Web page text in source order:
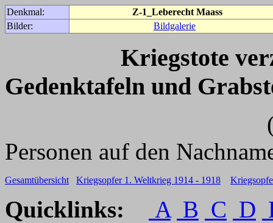
Denkmal:
Z-1_Leberecht Maass
Bilder:
Bildgalerie
Kriegstote
Gedenktafeln und
(Für weitere
Personen auf den
Gesamtübersicht Kriegsopfer 1. Weltkrieg 1914 - 1918
Quicklinks: A B C D